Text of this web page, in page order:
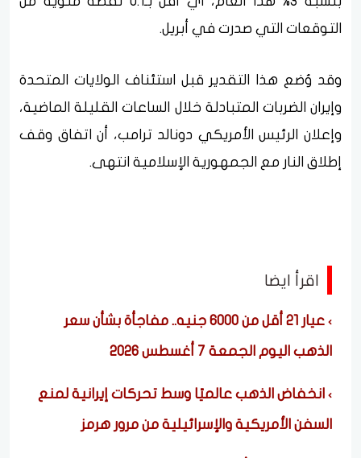
التوقعات التي صدرت في أبريل.
وقد وُضع هذا التقدير قبل استئناف الولايات المتحدة
وإيران الضربات المتبادلة خلال الساعات القليلة الماضية،
وإعلان الرئيس الأمريكي دونالد ترامب، أن اتفاق وقف
إطلاق النار مع الجمهورية الإسلامية انتهى.
اقرأ ايضا
عيار 21 أقل من 6000 جنيه.. مفاجأة بشأن سعر
الذهب اليوم الجمعة 7 أغسطس 2026
انخفاض الذهب عالميًا وسط تحركات إيرانية لمنع
السفن الأمريكية والإسرائيلية من مرور هرمز